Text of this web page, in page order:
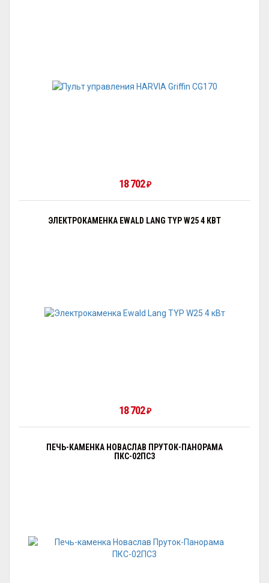
18 702₽
ЭЛЕКТРОКАМЕНКА EWALD LANG TYP W25 4 КВТ
18 702₽
ПЕЧЬ-КАМЕНКА НОВАСЛАВ ПРУТОК-ПАНОРАМА
ПКС-02ПС3